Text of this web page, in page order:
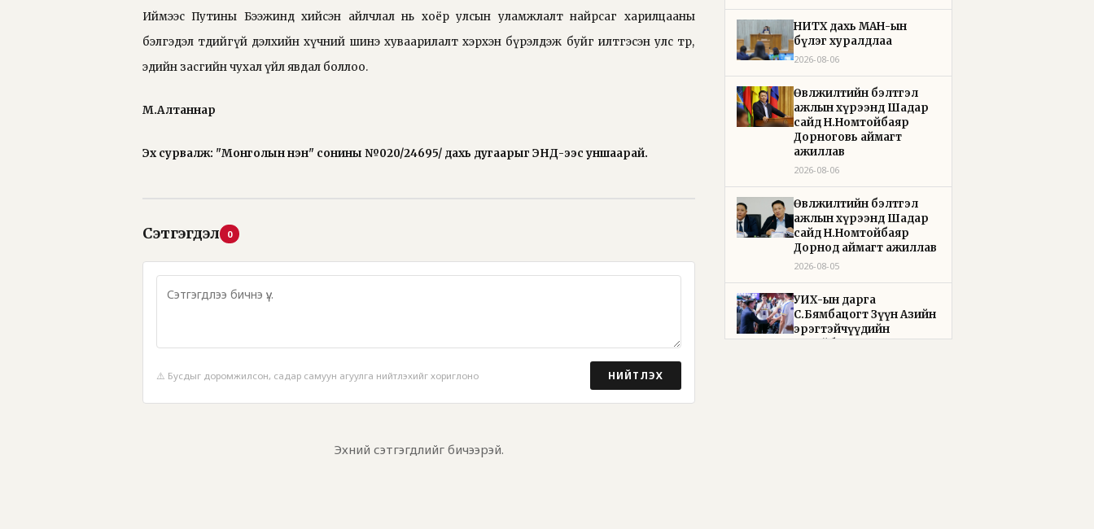
Иймээс Путины Бээжинд хийсэн айлчлал нь хоёр улсын уламжлалт найрсаг харилцааны
бэлгэдэл төдийгүй дэлхийн хүчний шинэ хуваарилалт хэрхэн бүрэлдэж буйг илтгэсэн улс төр,
эдийн засгийн чухал үйл явдал боллоо.
М.Алтаннар
Эх сурвалж: "Монголын үнэн" сонины №020/24695/ дахь дугаарыг ЭНД-ээс уншаарай.
Сэтгэгдэл 0
⚠️ Бусдыг доромжилсон, садар самуун агуулга нийтлэхийг хориглоно НИЙТЛЭХ
Эхний сэтгэгдлийг бичээрэй.
НИТХ дахь МАН-ын
бүлэг хуралдлаа
2026-08-06
Өвөлжилтийн бэлтгэл
ажлын хүрээнд Шадар
сайд Н.Номтойбаяр
Дорноговь аймагт
ажиллав
2026-08-06
Өвөлжилтийн бэлтгэл
ажлын хүрээнд Шадар
сайд Н.Номтойбаяр
Дорнод аймагт ажиллав
2026-08-05
УИХ-ын дарга
С.Бямбацогт Зүүн Азийн
эрэгтэйчүүдийн